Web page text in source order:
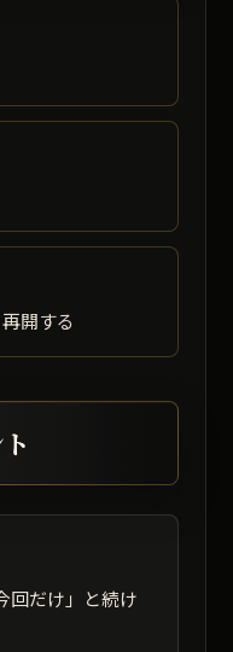
開する
回だけ」と続け